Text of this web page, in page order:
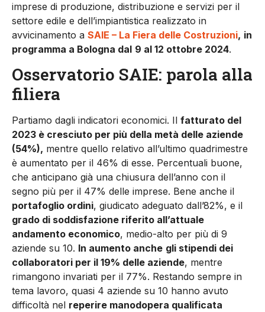
imprese di produzione, distribuzione e servizi per il
settore edile e dell’impiantistica realizzato in
avvicinamento a SAIE – La Fiera delle Costruzioni, in
programma a Bologna dal 9 al 12 ottobre 2024.
Osservatorio SAIE: parola alla
filiera
Partiamo dagli indicatori economici. Il fatturato del
2023 è cresciuto per più della metà delle aziende
(54%), mentre quello relativo all’ultimo quadrimestre
è aumentato per il 46% di esse. Percentuali buone,
che anticipano già una chiusura dell’anno con il
segno più per il 47% delle imprese. Bene anche il
portafoglio ordini, giudicato adeguato dall’82%, e il
grado di soddisfazione riferito all’attuale
andamento economico, medio-alto per più di 9
aziende su 10. In aumento anche gli stipendi dei
collaboratori per il 19% delle aziende, mentre
rimangono invariati per il 77%. Restando sempre in
tema lavoro, quasi 4 aziende su 10 hanno avuto
difficoltà nel reperire manodopera qualificata